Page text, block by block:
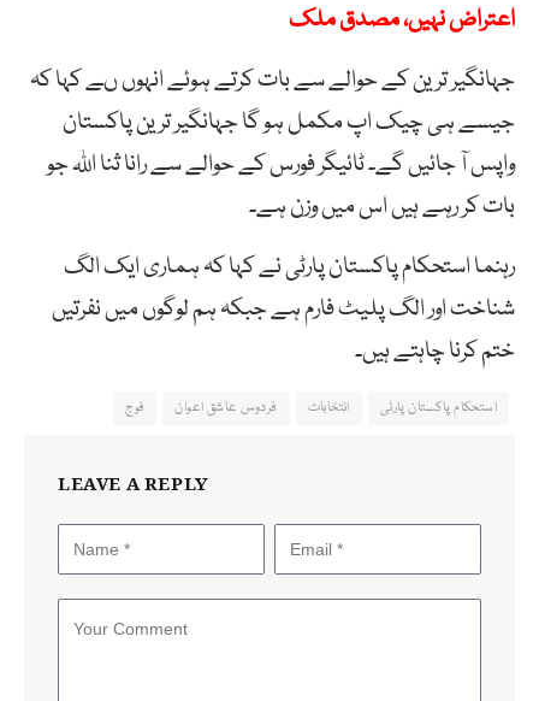
اعتراض نہیں، مصدق ملک
جہانگیر ترین کے حوالے سے بات کرتے ہوئے انہوں ںے کہا کہ
جیسے ہی چیک اپ مکمل ہو گا جہانگیر ترین پاکستان
واپس آ جائیں گے۔ ٹائیگر فورس کے حوالے سے رانا ثنا اللہ جو
بات کر رہے ہیں اس میں وزن ہے۔
رہنما استحکام پاکستان پارٹی نے کہا کہ ہماری ایک الگ
شناخت اور الگ پلیٹ فارم ہے جبکہ ہم لوگوں میں نفرتیں
ختم کرنا چاہتے ہیں۔
استحکام پاکستان پارٹی انتخابات فردوس عاشق اعوان فوج
LEAVE A REPLY